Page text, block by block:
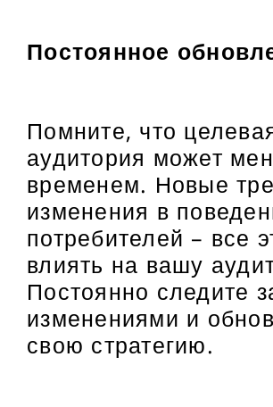
Постоянное
Помните, что
аудитория может
временем. Новые
изменения в
потребителей – все
влиять на вашу
Постоянно следите
изменениями и
свою стратегию.